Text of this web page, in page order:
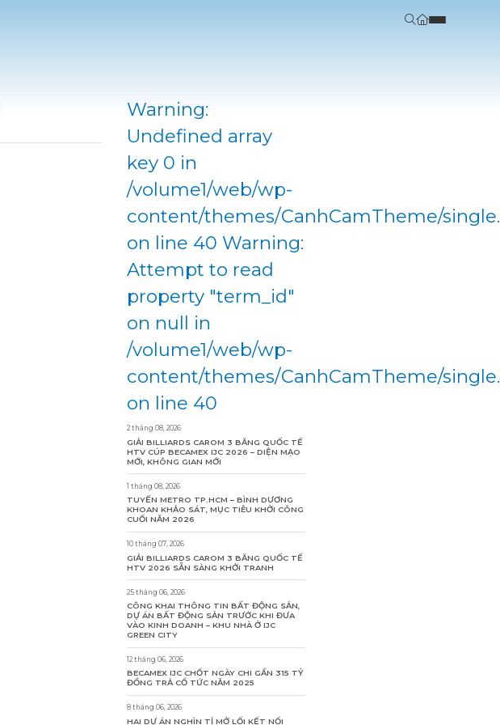
Warning:
Undefined array
key 0 in
/volume1/web/wp-
content/themes/CanhCamTheme/
on line 40 Warning:
Attempt to read
property "term_id"
on null in
/volume1/web/wp-
content/themes/CanhCamTheme/
on line 40
2 tháng 08, 2026
GIẢI BILLIARDS CAROM 3 BĂNG QUỐC TẾ
HTV CÚP BECAMEX IJC 2026 – DIỆN MẠO
MỚI, KHÔNG GIAN MỚI
1 tháng 08, 2026
TUYẾN METRO TP.HCM – BÌNH DƯƠNG
KHOAN KHẢO SÁT, MỤC TIÊU KHỞI CÔNG
CUỐI NĂM 2026
10 tháng 07, 2026
GIẢI BILLIARDS CAROM 3 BĂNG QUỐC TẾ
HTV 2026 SẴN SÀNG KHỞI TRANH
25 tháng 06, 2026
CÔNG KHAI THÔNG TIN BẤT ĐỘNG SẢN,
DỰ ÁN BẤT ĐỘNG SẢN TRƯỚC KHI ĐƯA
VÀO KINH DOANH – KHU NHÀ Ở IJC
GREEN CITY
12 tháng 06, 2026
BECAMEX IJC CHỐT NGÀY CHI GẦN 315 TỶ
ĐỒNG TRẢ CỔ TỨC NĂM 2025
8 tháng 06, 2026
HAI DỰ ÁN NGHÌN TỈ MỞ LỐI KẾT NỐI